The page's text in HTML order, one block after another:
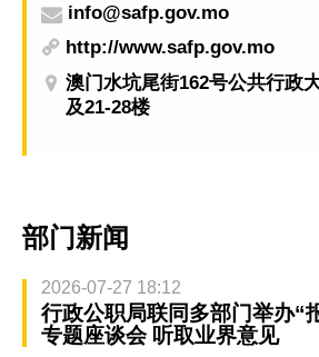
info@safp.gov.mo
http://www.safp.gov.mo
澳门水坑尾街162号公共行政
及21-28楼
部门新闻
2026-07-27 18:12
行政公职局联同多部门举办“
专题座谈会 听取业界意见